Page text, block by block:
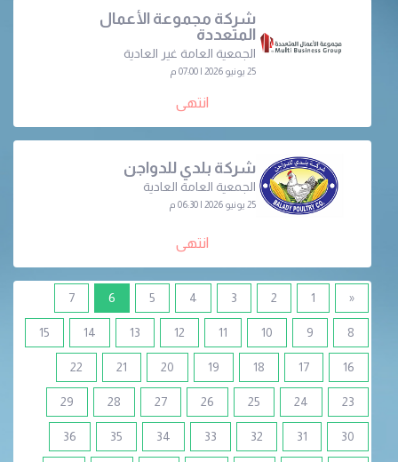
شركة مجموعة الأعمال
المتعددة
الجمعية العامة غير العادية
25 يونيو 2026 | 07:00 م
انتهى
شركة بلدي للدواجن
الجمعية العامة العادية
25 يونيو 2026 | 06:30 م
انتهى
«
1
2
3
4
5
6
(current)
7
8
9
10
11
12
13
14
15
16
17
18
19
20
21
22
23
24
25
26
27
28
29
30
31
32
33
34
35
36